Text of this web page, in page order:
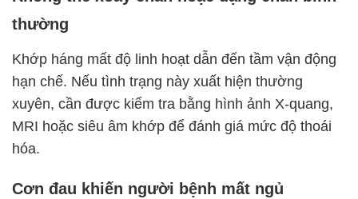
thường
Khớp háng mất độ linh hoạt dẫn đến tầm vận động
hạn chế. Nếu tình trạng này xuất hiện thường
xuyên, cần được kiểm tra bằng hình ảnh X-quang,
MRI hoặc siêu âm khớp để đánh giá mức độ thoái
hóa.
Cơn đau khiến người bệnh mất ngủ